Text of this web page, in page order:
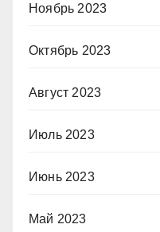
Ноябрь 2023
Октябрь 2023
Август 2023
Июль 2023
Июнь 2023
Май 2023